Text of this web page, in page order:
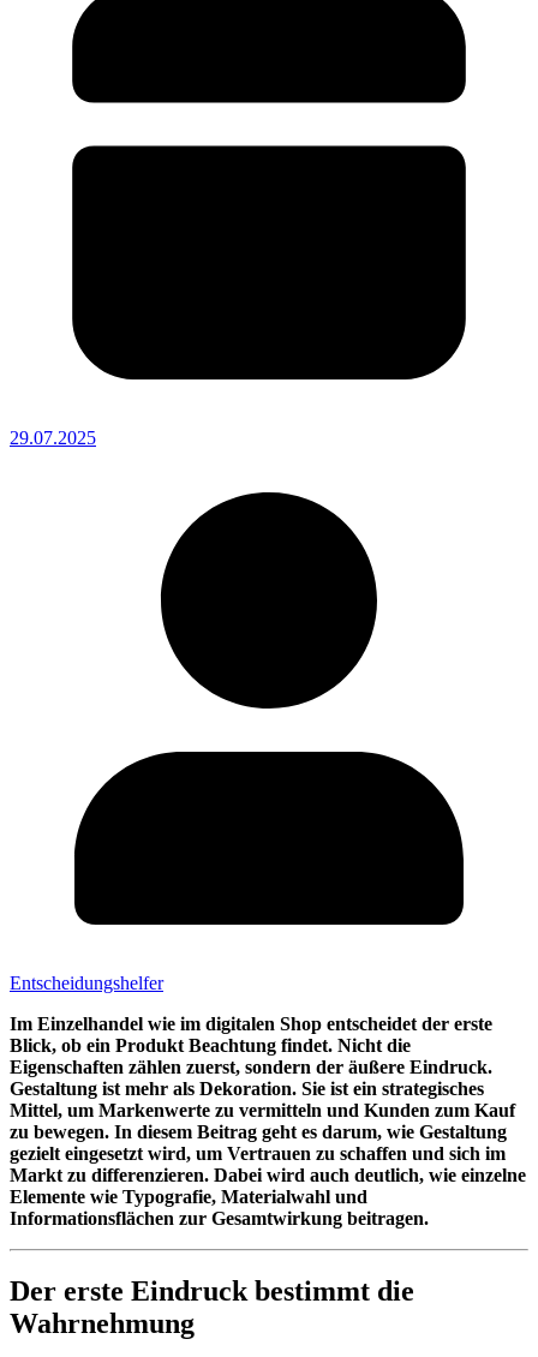
29.07.2025
Entscheidungshelfer
Im Einzelhandel wie im digitalen Shop entscheidet der erste
Blick, ob ein Produkt Beachtung findet. Nicht die
Eigenschaften zählen zuerst, sondern der äußere Eindruck.
Gestaltung ist mehr als Dekoration. Sie ist ein strategisches
Mittel, um Markenwerte zu vermitteln und Kunden zum Kauf
zu bewegen. In diesem Beitrag geht es darum, wie Gestaltung
gezielt eingesetzt wird, um Vertrauen zu schaffen und sich im
Markt zu differenzieren. Dabei wird auch deutlich, wie einzelne
Elemente wie Typografie, Materialwahl und
Informationsflächen zur Gesamtwirkung beitragen.
Der erste Eindruck bestimmt die
Wahrnehmung